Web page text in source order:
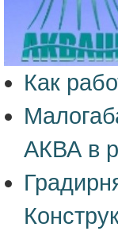
Как
АКВА в